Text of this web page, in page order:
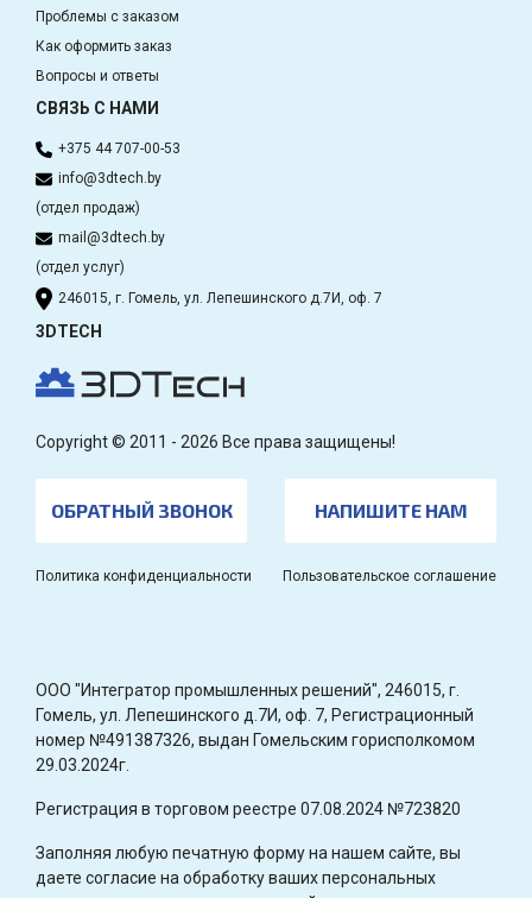
Проблемы с заказом
Как оформить заказ
Вопросы и ответы
СВЯЗЬ С НАМИ
+375 44 707-00-53
info@3dtech.by
(отдел продаж)
mail@3dtech.by
(отдел услуг)
246015, г. Гомель, ул. Лепешинского д.7И, оф. 7
3DTECH
Copyright © 2011 - 2026 Все права защищены!
ОБРАТНЫЙ ЗВОНОК НАПИШИТЕ НАМ
Политика конфиденциальности Пользовательское соглашение
OOO "Интегратор промышленных решений", 246015, г.
Гомель, ул. Лепешинского д.7И, оф. 7, Регистрационный
номер №491387326, выдан Гомельским горисполкомом
29.03.2024г.
Регистрация в торговом реестре 07.08.2024 №723820
Заполняя любую печатную форму на нашем сайте, вы
даете согласие на обработку ваших персональных